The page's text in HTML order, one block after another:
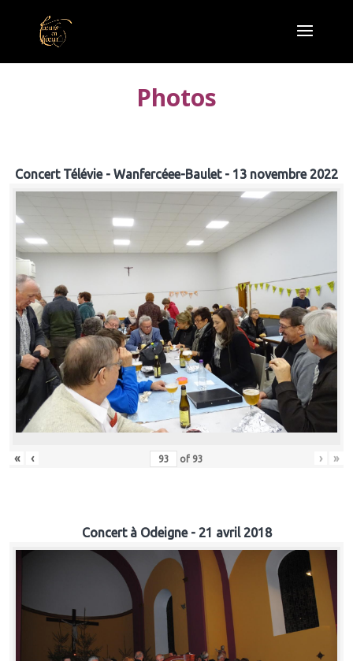
Photos
Concert Télévie - Wanfercéee-Baulet - 13 novembre 2022
« ‹ of 93 › »
Concert à Odeigne - 21 avril 2018